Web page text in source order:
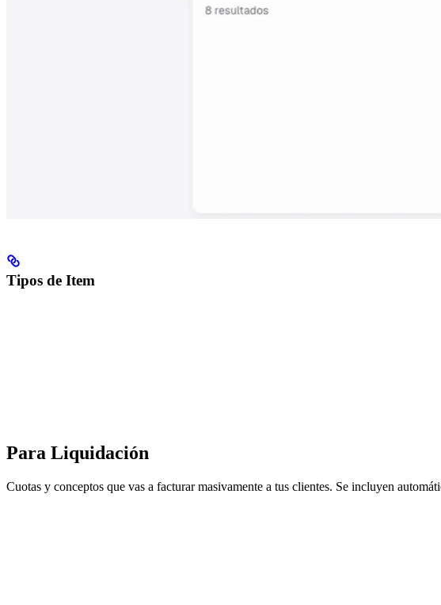
Tipos de Item
Para Liquidación
Cuotas y conceptos que vas a facturar masivamente a tus clientes. Se incluyen